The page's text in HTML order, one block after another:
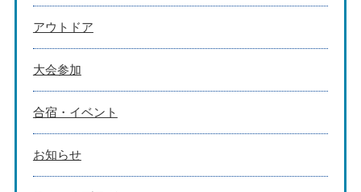
アウトドア
大会参加
合宿・イベント
お知らせ